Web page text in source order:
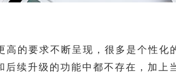
的要求不断呈现，很多是个性化
续升级的功能中都不存在，加上